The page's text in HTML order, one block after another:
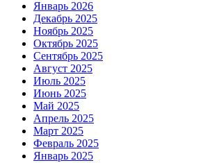
Январь 2026
Декабрь 2025
Ноябрь 2025
Октябрь 2025
Сентябрь 2025
Август 2025
Июль 2025
Июнь 2025
Май 2025
Апрель 2025
Март 2025
Февраль 2025
Январь 2025